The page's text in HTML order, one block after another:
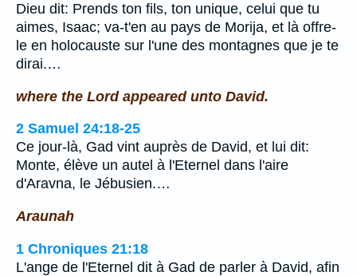
Dieu dit: Prends ton fils, ton unique, celui que tu
aimes, Isaac; va-t'en au pays de Morija, et là offre-
le en holocauste sur l'une des montagnes que je te
dirai.…
where the Lord appeared unto David.
2 Samuel 24:18-25
Ce jour-là, Gad vint auprès de David, et lui dit:
Monte, élève un autel à l'Eternel dans l'aire
d'Aravna, le Jébusien.…
Araunah
1 Chroniques 21:18
L'ange de l'Eternel dit à Gad de parler à David, afin